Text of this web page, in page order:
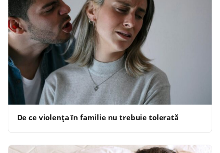
De ce violența în familie nu trebuie tolerată